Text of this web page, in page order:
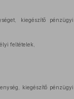
kiegészítő pénzügyi
feltételek,
kiegészítő pénzügyi